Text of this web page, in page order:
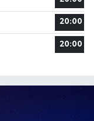
20:00
20:00